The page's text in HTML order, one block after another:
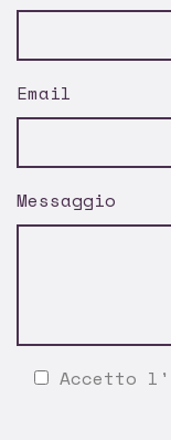
Email
Messaggio
Accetto l'